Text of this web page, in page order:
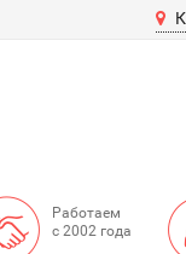
Работаем
с 2002 года